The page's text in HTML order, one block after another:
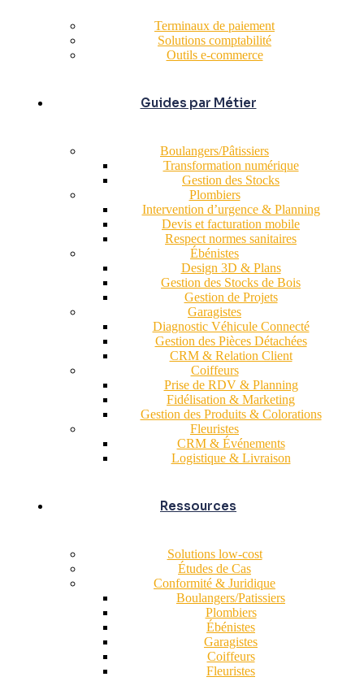
Terminaux de paiement
Solutions comptabilité
Outils e-commerce
Guides par Métier
Boulangers/Pâtissiers
Transformation numérique
Gestion des Stocks
Plombiers
Intervention d’urgence & Planning
Devis et facturation mobile
Respect normes sanitaires
Ébénistes
Design 3D & Plans
Gestion des Stocks de Bois
Gestion de Projets
Garagistes
Diagnostic Véhicule Connecté
Gestion des Pièces Détachées
CRM & Relation Client
Coiffeurs
Prise de RDV & Planning
Fidélisation & Marketing
Gestion des Produits & Colorations
Fleuristes
CRM & Événements
Logistique & Livraison
Ressources
Solutions low-cost
Études de Cas
Conformité & Juridique
Boulangers/Patissiers
Plombiers
Ébénistes
Garagistes
Coiffeurs
Fleuristes